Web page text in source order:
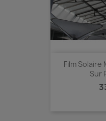
Film Solaire
Sur